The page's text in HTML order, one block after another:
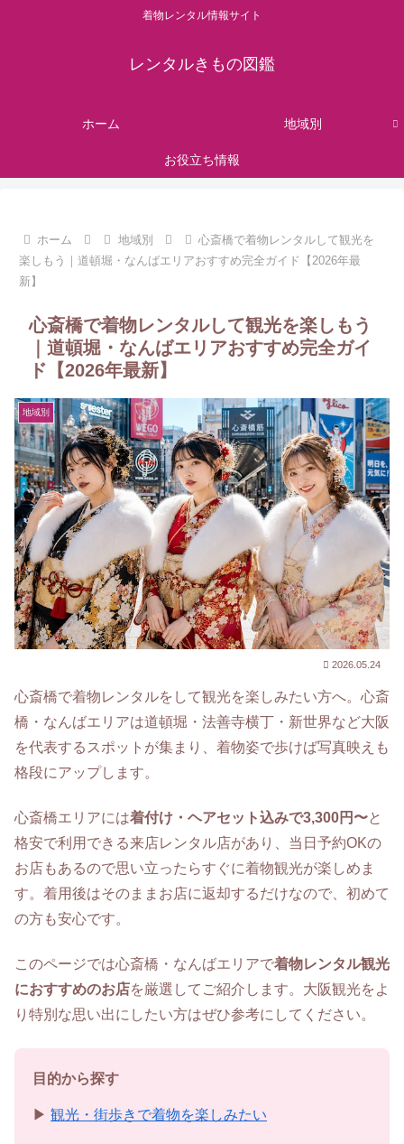
着物レンタル情報サイト
レンタルきもの図鑑
ホーム 地域別
お役立ち情報
ホーム 地域別
心斎橋で着物レンタルして観光を
楽しもう｜道頓堀・なんばエリアおすすめ完全ガイド【2026年最
新】
心斎橋で着物レンタルして観光を楽しもう
｜道頓堀・なんばエリアおすすめ完全ガイ
ド【2026年最新】
地域別
2026.05.24
心斎橋で着物レンタルをして観光を楽しみたい方へ。心斎
橋・なんばエリアは道頓堀・法善寺横丁・新世界など大阪
を代表するスポットが集まり、着物姿で歩けば写真映えも
格段にアップします。
心斎橋エリアには着付け・ヘアセット込みで3,300円〜と
格安で利用できる来店レンタル店があり、当日予約OKの
お店もあるので思い立ったらすぐに着物観光が楽しめま
す。着用後はそのままお店に返却するだけなので、初めて
の方も安心です。
このページでは心斎橋・なんばエリアで着物レンタル観光
におすすめのお店を厳選してご紹介します。大阪観光をよ
り特別な思い出にしたい方はぜひ参考にしてください。
目的から探す
▶ 観光・街歩きで着物を楽しみたい